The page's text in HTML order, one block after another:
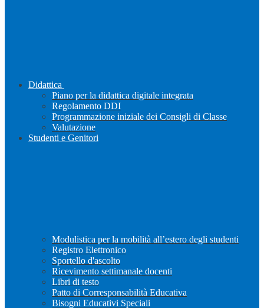
Didattica
Piano per la didattica digitale integrata
Regolamento DDI
Programmazione iniziale dei Consigli di Classe
Valutazione
Studenti e Genitori
Modulistica per la mobilità all’estero degli studenti
Registro Elettronico
Sportello d'ascolto
Ricevimento settimanale docenti
Libri di testo
Patto di Corresponsabilità Educativa
Bisogni Educativi Speciali